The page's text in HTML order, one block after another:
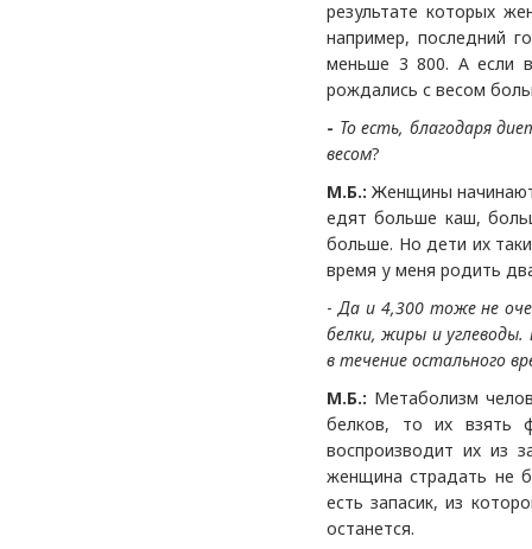
результате которых
например, последний
меньше 3 800. А если
рождались с весом
- То есть, благодаря
весом?
М.Б.: Женщины
едят больше каш,
больше. Но дети их
время у меня родить
-Да и 4,300 тоже не
белки, жиры и углеводы.
в течение остального
М.Б.: Метаболизм
белков, то их взять
воспроизводит их из
женщина страдать не
есть запасик, из
останется.